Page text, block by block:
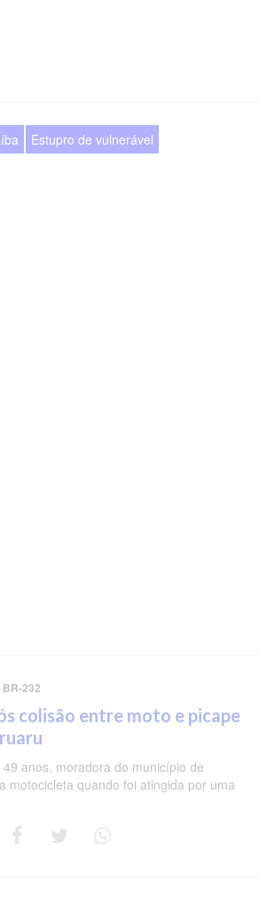
Estupro de vulnerável
232
colisão entre moto e picape
anos, moradora do município de
motocicleta quando foi atingida por uma